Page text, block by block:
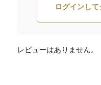
ログインし
レビューはありません。